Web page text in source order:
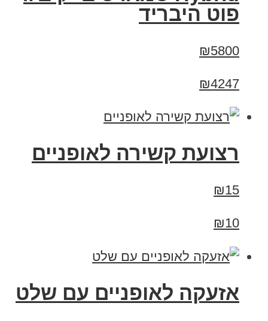
פוט היבריד
₪5800
₪4247
רצועת קשירה לאופניים
₪15
₪10
אזעקה לאופניים עם שלט